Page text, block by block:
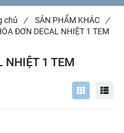
chủ / SẢN PHẨM KHÁC
/
ĐƠN DECAL NHIỆT 1 TEM
NHIỆT 1 TEM